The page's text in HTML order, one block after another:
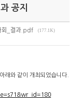
공지
(177.1K)
래와 같이 개최되었습니다.